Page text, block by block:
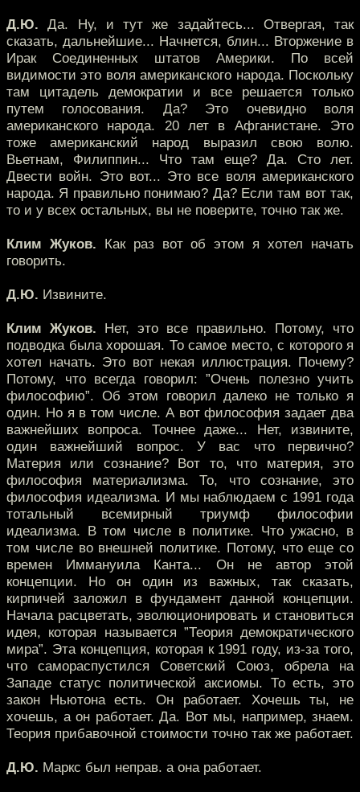
Д.Ю. Да. Ну, и тут же задайтесь... Отвергая, так
сказать, дальнейшие... Начнется, блин... Вторжение в
Ирак Соединенных штатов Америки. По всей
видимости это воля американского народа. Поскольку
там цитадель демократии и все решается только
путем голосования. Да? Это очевидно воля
американского народа. 20 лет в Афганистане. Это
тоже американский народ выразил свою волю.
Вьетнам, Филиппин... Что там еще? Да. Сто лет.
Двести войн. Это вот... Это все воля американского
народа. Я правильно понимаю? Да? Если там вот так,
то и у всех остальных, вы не поверите, точно так же.
Клим Жуков. Как раз вот об этом я хотел начать
говорить.
Д.Ю. Извините.
Клим Жуков. Нет, это все правильно. Потому, что
подводка была хорошая. То самое место, с которого я
хотел начать. Это вот некая иллюстрация. Почему?
Потому, что всегда говорил: ”Очень полезно учить
философию”. Об этом говорил далеко не только я
один. Но я в том числе. А вот философия задает два
важнейших вопроса. Точнее даже... Нет, извините,
один важнейший вопрос. У вас что первично?
Материя или сознание? Вот то, что материя, это
философия материализма. То, что сознание, это
философия идеализма. И мы наблюдаем с 1991 года
тотальный всемирный триумф философии
идеализма. В том числе в политике. Что ужасно, в
том числе во внешней политике. Потому, что еще со
времен Иммануила Канта... Он не автор этой
концепции. Но он один из важных, так сказать,
кирпичей заложил в фундамент данной концепции.
Начала расцветать, эволюционировать и становиться
идея, которая называется ”Теория демократического
мира”. Эта концепция, которая к 1991 году, из-за того,
что самораспустился Советский Союз, обрела на
Западе статус политической аксиомы. То есть, это
закон Ньютона есть. Он работает. Хочешь ты, не
хочешь, а он работает. Да. Вот мы, например, знаем.
Теория прибавочной стоимости точно так же работает.
Д.Ю. Маркс был неправ. а она работает.